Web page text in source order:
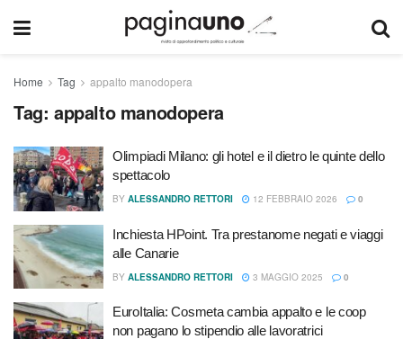
Home Tag appalto manodopera
Tag: appalto manodopera
Olimpiadi Milano: gli hotel e il dietro le quinte dello
spettacolo
BY ALESSANDRO RETTORI 12 FEBBRAIO 2026 0
Inchiesta HPoint. Tra prestanome negati e viaggi
alle Canarie
BY ALESSANDRO RETTORI 3 MAGGIO 2025 0
EuroItalia: Cosmeta cambia appalto e le coop
non pagano lo stipendio alle lavoratrici